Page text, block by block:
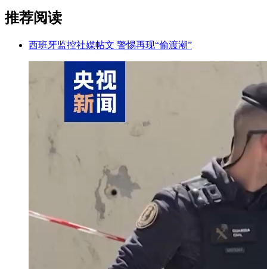
推荐阅读
西班牙监控社媒帖文 警惕再现“偷渡潮”